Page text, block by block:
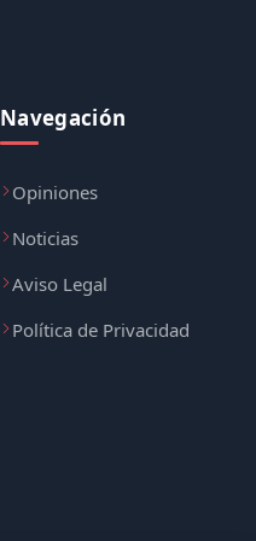
Navegación
Opiniones
Noticias
Aviso Legal
Política de Privacidad